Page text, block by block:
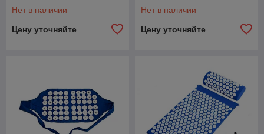
Нет в наличии
Цену уточняйте
Нет в наличии
Цену уточняйте